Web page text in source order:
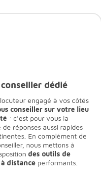
dédié
engagé à vos côtés
conseiller sur votre lieu
: c’est pour vous la
réponses aussi rapides
En complément de
nous mettons à
des outils de
à distance performants.
suivant